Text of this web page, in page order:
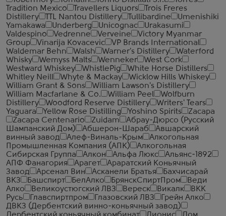
Tradition Mexico
Travellers Liquors
Trois Freres
Distillery
TTL Nantou Distillery Tullibardine
Umenishiki
Yamakawa
Underberg Unicognac
Urakasumi
Valdespino
Vedrenne Verveine
Victory Myanmar
Group
Vinarija Kovacevic
VP Brands International
Waldemar Behn
Walsh Warner's Distillery
Waterford
Whisky
Wemyss Malts Wenneker
West Cork
Westward Whiskey
WhistlePig
White Horse Distillers
Whitley Neill
Whyte & Mackay
Wicklow Hills Whiskey
William Grant & Sons
William Lawson's Distillery
William Macfarlane & Co.
William Peel
Wolfburn
Distillery
Woodford Reserve Distillery
Writers' Tears
Yaguara
Yellow Rose Distilling Yoshino Spirits
Zacapa
Zacapa Centenario
Zuidam
Абрау-Дюрсо (Русский
Шампанский Дом)
Абшерон-Шараб
Авшарский
винный завод
Алеф-Виналь-Крым
Алкогольная
Промышленная Компания (АПК)
Алкогольная
Сибирская Группа
Алкон Альфа Люкс
Альянс-1892
АПФ Фанагория
Арагет
Араратский Коньячный
Завод
Арсенал Вин Асканели Братья
Бахчисарай
ВКЗ
Башспирт БелАлко БрянскСпиртПром
Веди
Алко
Великоустюгский ЛВЗ Вереск Викалк
ВКК
Русь
Главспиртпром Глазовский ЛВЗ
Грейн Алко
ДВКЗ (Дербентский винно-коньячный завод)